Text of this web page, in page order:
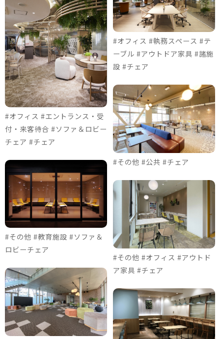
#オフィス #エントランス・受
付・来客待合 #ソファ＆ロビー
チェア #チェア
#その他 #教育施設 #ソファ＆
ロビーチェア
#オフィス #執務スペース #テ
ーブル #アウトドア家具 #諸施
設 #チェア
#その他 #公共 #チェア
#その他 #オフィス #アウトド
ア家具 #チェア